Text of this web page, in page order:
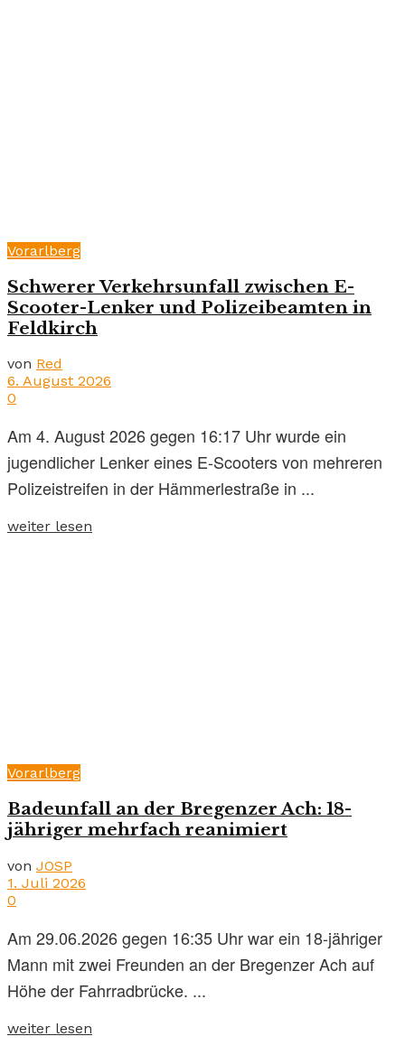
Vorarlberg
Schwerer Verkehrsunfall zwischen E-
Scooter-Lenker und Polizeibeamten in
Feldkirch
von Red
6. August 2026
0
Am 4. August 2026 gegen 16:17 Uhr wurde ein
jugendlicher Lenker eines E-Scooters von mehreren
Polizeistreifen in der Hämmerlestraße in ...
weiter lesen
Vorarlberg
Badeunfall an der Bregenzer Ach: 18-
jähriger mehrfach reanimiert
von JOSP
1. Juli 2026
0
Am 29.06.2026 gegen 16:35 Uhr war ein 18-jähriger
Mann mit zwei Freunden an der Bregenzer Ach auf
Höhe der Fahrradbrücke. ...
weiter lesen